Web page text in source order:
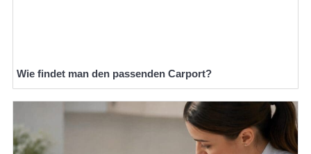
Wie findet man den passenden Carport?